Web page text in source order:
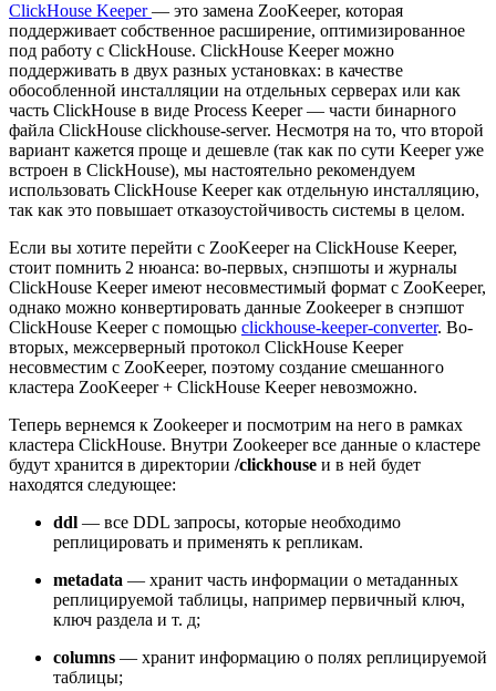
ClickHouse Keeper— это замена ZooKeeper, которая
поддерживает собственное расширение, оптимизированное
под работу с ClickHouse. ClickHouse Keeper можно
поддерживать в двух разных установках: в качестве
обособленной инсталляции на отдельных серверах или как
часть ClickHouse в виде Process Keeper — части бинарного
файла ClickHouse clickhouse-server. Несмотря на то, что второй
вариант кажется проще и дешевле (так как по сути Keeper уже
встроен в ClickHouse), мы настоятельно рекомендуем
использовать ClickHouse Keeper как отдельную инсталляцию,
так как это повышает отказоустойчивость системы в целом.
Если вы хотите перейти с ZooKeeper на ClickHouse Keeper,
стоит помнить 2 нюанса: во-первых, снэпшоты и журналы
ClickHouse Keeper имеют несовместимый формат с ZooKeeper,
однако можно конвертировать данные Zookeeper в снэпшот
ClickHouse Keeper с помощью clickhouse-keeper-converter. Во-
вторых, межсерверный протокол ClickHouse Keeper
несовместим с ZooKeeper, поэтому создание смешанного
кластера ZooKeeper + ClickHouse Keeper невозможно.
Теперь вернемся к Zookeeper и посмотрим на него в рамках
кластера ClickHouse. Внутри Zookeeper все данные о кластере
будут хранится в директории /clickhouse и в ней будет
находятся следующее:
ddl — все DDL запросы, которые необходимо
реплицировать и применять к репликам.
metadata — хранит часть информации о метаданных
реплицируемой таблицы, например первичный ключ,
ключ раздела и т. д;
columns — хранит информацию о полях реплицируемой
таблицы;